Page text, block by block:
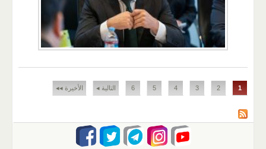
الصفحات
1
2
3
4
5
6 التالية ◂ الأخيرة ◂◂